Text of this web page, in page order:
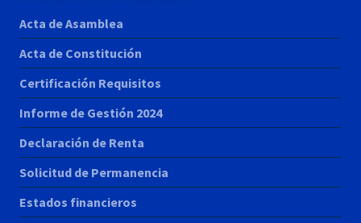
Acta de Asamblea
Acta de Constitución
Certificación Requisitos
Informe de Gestión 2024
Declaración de Renta
Solicitud de Permanencia
Estados financieros